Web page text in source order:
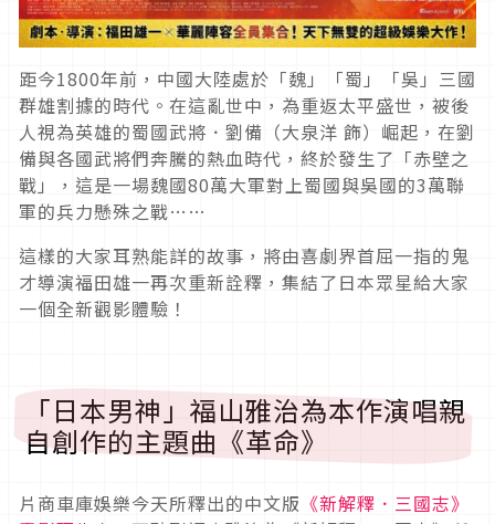
距今1800年前，中國大陸處於「魏」「蜀」「吳」三國
群雄割據的時代。在這亂世中，為重返太平盛世，被後
人視為英雄的蜀國武將．劉備（大泉洋 飾）崛起，在劉
備與各國武將們奔騰的熱血時代，終於發生了「赤壁之
戰」，這是一場魏國80萬大軍對上蜀國與吳國的3萬聯
軍的兵力懸殊之戰……
這樣的大家耳熟能詳的故事，將由喜劇界首屈一指的鬼
才導演福田雄一再次重新詮釋，集結了日本眾星給大家
一個全新觀影體驗！
「日本男神」福山雅治為本作演唱親
自創作的主題曲《革命》
片商車庫娛樂今天所釋出的中文版 《新解釋．三國志》